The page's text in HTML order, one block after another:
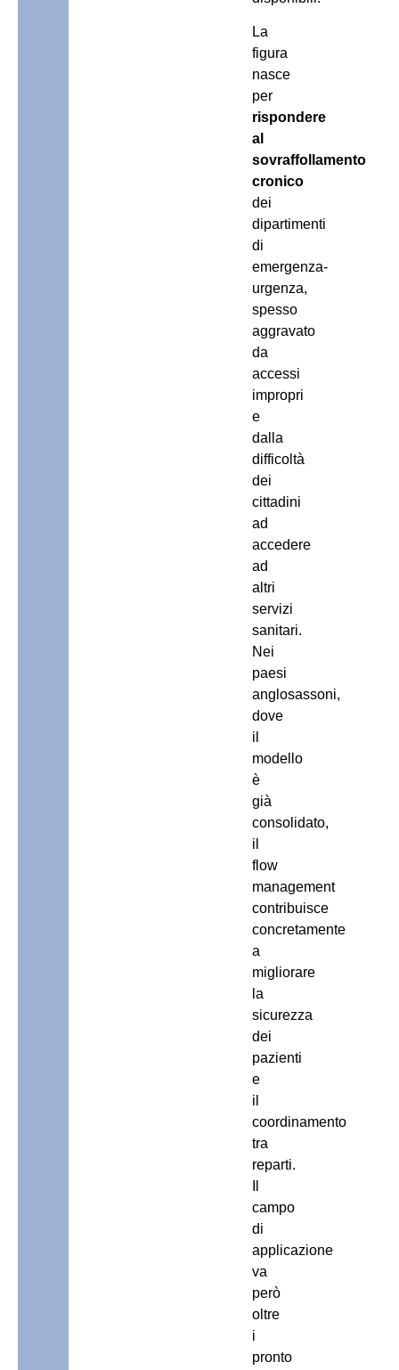
La
figura
nasce
per
rispondere
al
sovraffollamento
cronico
dei
dipartimenti
di
emergenza-
urgenza,
spesso
aggravato
da
accessi
impropri
e
dalla
difficoltà
dei
cittadini
ad
accedere
ad
altri
servizi
sanitari.
Nei
paesi
anglosassoni,
dove
il
modello
è
già
consolidato,
il
flow
management
contribuisce
concretamente
a
migliorare
la
sicurezza
dei
pazienti
e
il
coordinamento
tra
reparti.
campo
di
applicazione
va
però
oltre
i
pronto